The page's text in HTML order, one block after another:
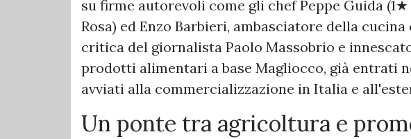
su firme autorevoli come gli chef Peppe Guida
Rosa) ed Enzo Barbieri, ambasciatore della
critica del giornalista Paolo Massobrio e
prodotti alimentari a base Magliocco, già entrati
avviati alla commercializzazione in Italia e
Un ponte tra agricoltura e